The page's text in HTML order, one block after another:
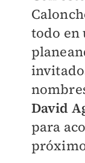
todo en
David
para